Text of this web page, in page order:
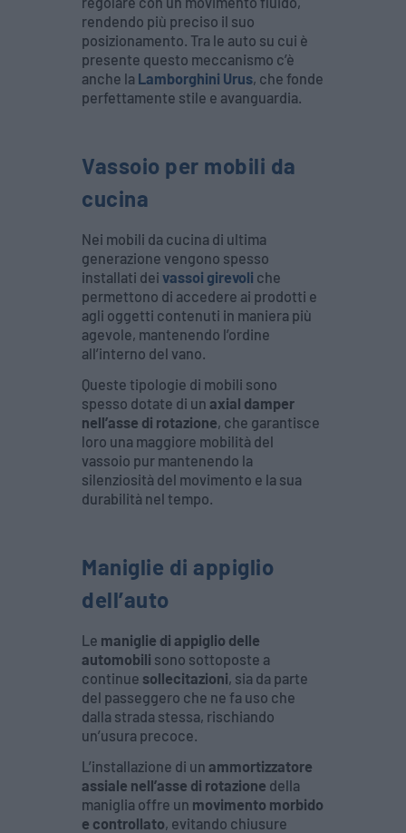
rendendo più preciso il suo
posizionamento. Tra le auto su cui è
presente questo meccanismo c’è
anche la Lamborghini Urus, che fonde
perfettamente stile e avanguardia.
Vassoio per mobili da
cucina
Nei mobili da cucina di ultima
generazione vengono spesso
installati dei vassoi girevoli che
permettono di accedere ai prodotti e
agli oggetti contenuti in maniera più
agevole, mantenendo l’ordine
all’interno del vano.
Queste tipologie di mobili sono
spesso dotate di un axial damper
nell’asse di rotazione, che garantisce
loro una maggiore mobilità del
vassoio pur mantenendo la
silenziosità del movimento e la sua
durabilità nel tempo.
Maniglie di appiglio
dell’auto
Le maniglie di appiglio delle
automobili sono sottoposte a
continue sollecitazioni, sia da parte
del passeggero che ne fa uso che
dalla strada stessa, rischiando
un’usura precoce.
L’installazione di un ammortizzatore
assiale nell’asse di rotazione della
maniglia offre un movimento morbido
e controllato, evitando chiusure